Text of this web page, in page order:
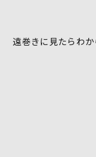
遠巻きに見たらわ